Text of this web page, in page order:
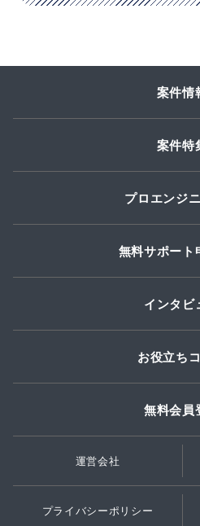
案件情
案件特
プロエンジ
無料サポート
インタビ
お役立ち
無料会員
運営会社
プライバシーポリシー